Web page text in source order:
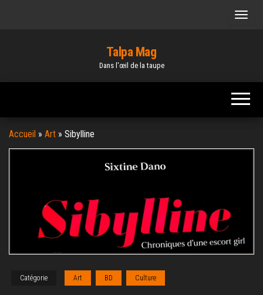
Talpa Mag
Dans l'œil de la taupe
Accueil » Art » Sibylline
Catégorie Art BD Culture